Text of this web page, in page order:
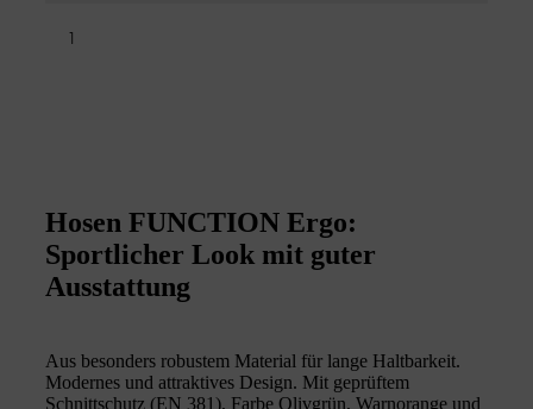
1
Hosen FUNCTION Ergo:
Sportlicher Look mit guter
Ausstattung
Aus besonders robustem Material für lange Haltbarkeit.
Modernes und attraktives Design. Mit geprüftem
Schnittschutz (EN 381), Farbe Olivgrün, Warnorange und